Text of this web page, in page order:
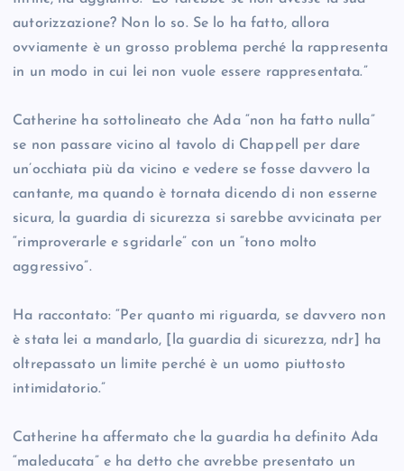
autorizzazione? Non lo so. Se lo ha fatto, allora
ovviamente è un grosso problema perché la rappresenta
in un modo in cui lei non vuole essere rappresentata.”
Catherine ha sottolineato che Ada “non ha fatto nulla”
se non passare vicino al tavolo di Chappell per dare
un’occhiata più da vicino e vedere se fosse davvero la
cantante, ma quando è tornata dicendo di non esserne
sicura, la guardia di sicurezza si sarebbe avvicinata per
“rimproverarle e sgridarle” con un “tono molto
aggressivo”.
Ha raccontato: “Per quanto mi riguarda, se davvero non
è stata lei a mandarlo, [la guardia di sicurezza, ndr] ha
oltrepassato un limite perché è un uomo piuttosto
intimidatorio.”
Catherine ha affermato che la guardia ha definito Ada
“maleducata” e ha detto che avrebbe presentato un